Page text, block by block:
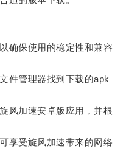
保使用的稳定性和兼容
管理器找到下载的apk
加速安卓版应用，并根
受旋风加速带来的网络